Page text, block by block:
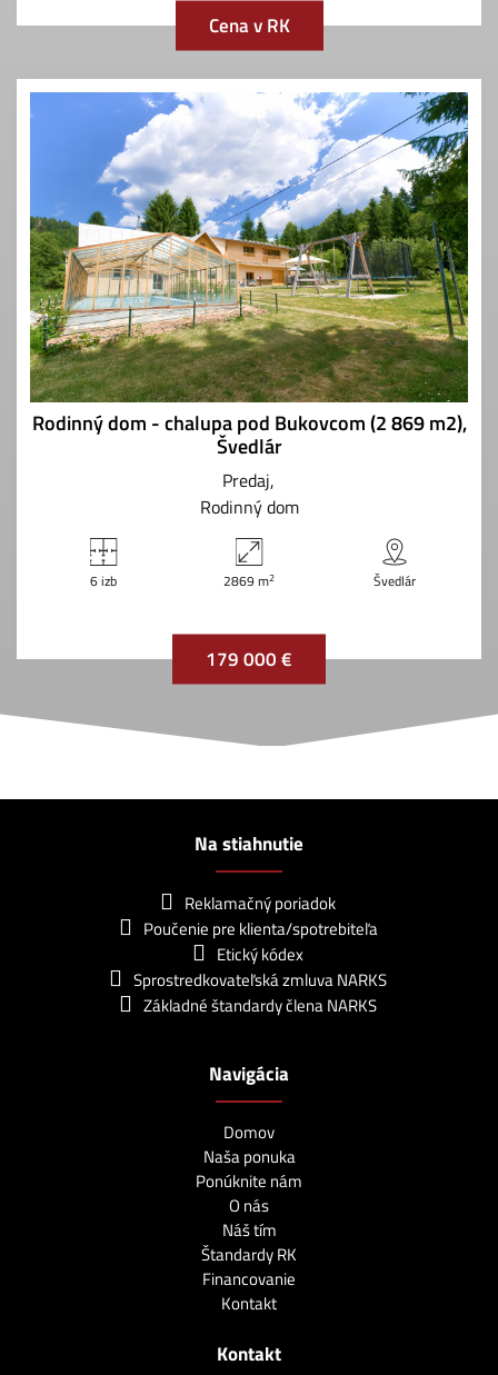
Cena v RK
Rodinný dom - chalupa pod Bukovcom (2 869 m2),
Švedlár
Predaj
Rodinný dom
6 izb 2869 m2 Švedlár
179 000 €
Na stiahnutie
Reklamačný poriadok
Poučenie pre klienta/spotrebiteľa
Etický kódex
Sprostredkovateľská zmluva NARKS
Základné štandardy člena NARKS
Navigácia
Domov
Naša ponuka
Ponúknite nám
O nás
Náš tím
Štandardy RK
Financovanie
Kontakt
Kontakt